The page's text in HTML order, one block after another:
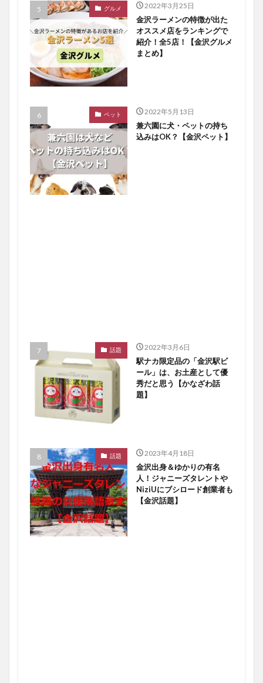
グルメ 2022年3月25日
金沢ラーメンの特徴が出た
オススメ店をランキングで
紹介！全5店！【金沢グルメ
まとめ】
ペット 2022年5月13日
兼六園に犬・ペットの持ち
込みはOK？【金沢ペット】
話題 2022年3月6日
駅ナカ限定品の「金沢駅ビ
ール」は、お土産として優
秀だと思う【かなざわ話
題】
話題 2023年4月18日
金沢出身＆ゆかりの有名
人！ジャニーズタレントや
NiziUにブシロード創業者も
【金沢話題】